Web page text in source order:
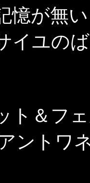
憶が無
イユの
ト＆フ
ントワ